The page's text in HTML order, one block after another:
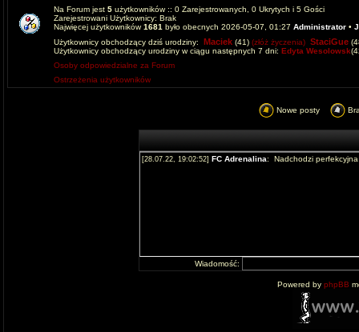
Na Forum jest 5 użytkowników :: 0 Zarejestrowanych, 0 Ukrytych i 5 Gości
Zarejestrowani Użytkownicy: Brak
Najwięcej użytkowników1681 było obecnych 2026-05-07, 01:27 Administrator •
Użytkownicy obchodzący dziś urodziny: Maciek (41) (złóż życzenia) StaciGue
Użytkownicy obchodzący urodziny w ciągu następnych 7 dni: Edyta Wesolowsk
Osoby odpowiedzialne za Forum
Ostrzeżenia użytkowników
Nowe posty
Wiadomość:
Powered by phpBB